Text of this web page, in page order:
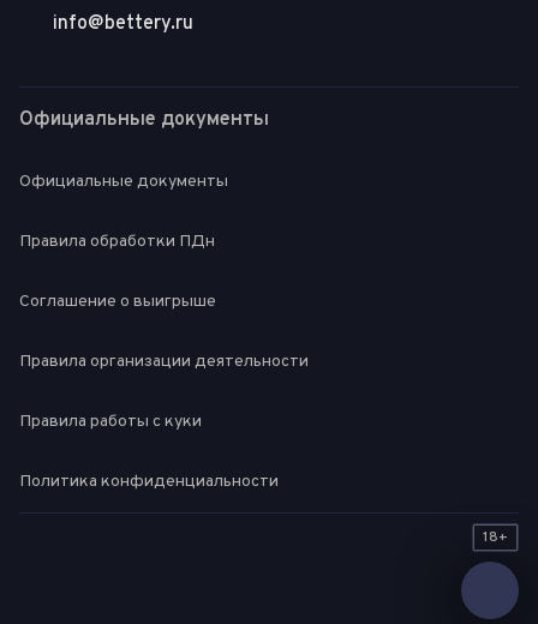
info@bettery.ru
Официальные документы
Официальные документы
Правила обработки ПДн
Соглашение о выигрыше
Правила организации деятельности
Правила работы с куки
Политика конфиденциальности
18+